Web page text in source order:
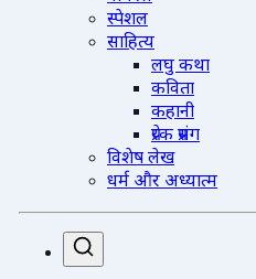
स्पेशल
साहित्य
लघु कथा
कविता
कहानी
प्रेरक प्रसंग
विशेष लेख
धर्म और अध्यात्म